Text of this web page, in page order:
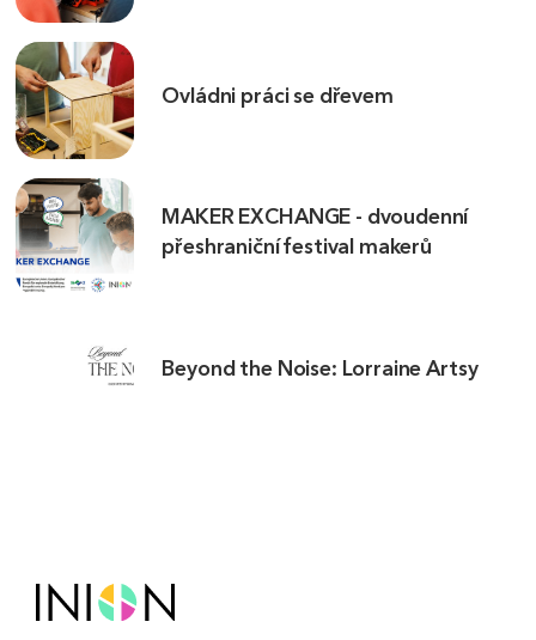
Ovládni práci se dřevem
MAKER EXCHANGE - dvoudenní
přeshraniční festival makerů
Beyond the Noise: Lorraine Artsy